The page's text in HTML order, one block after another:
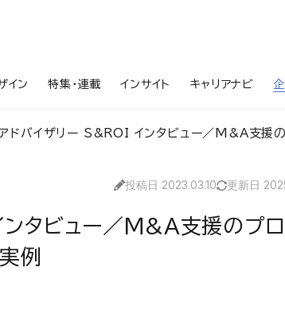
イン 特集・連載 インサイト キャリアナビ
ドバイザリー S&ROI インタビュー／M&A支援の
投稿日 2023.03.10 更新日
タビュー／M&A支援のプ
例